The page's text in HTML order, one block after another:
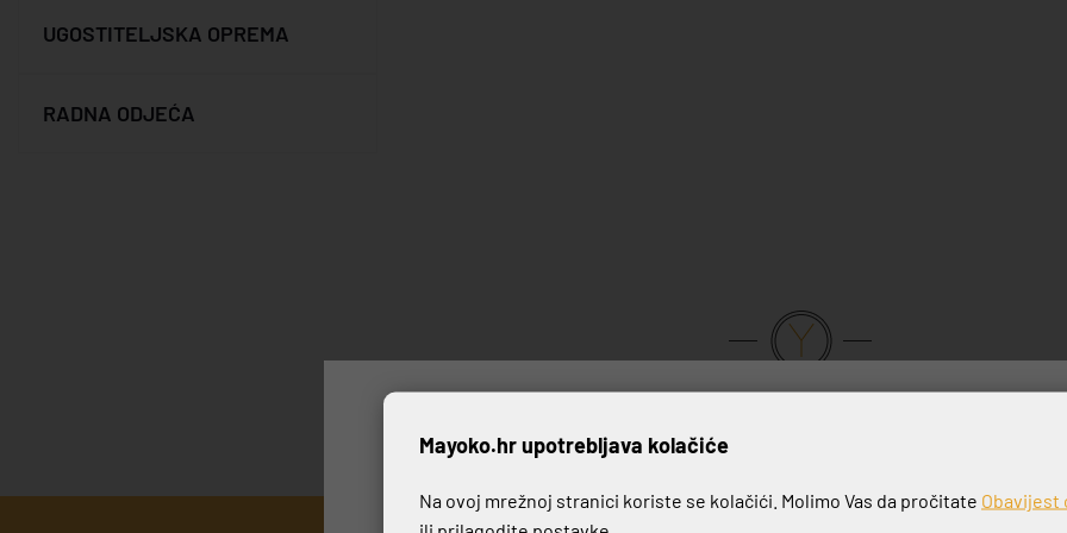
UGOSTITELJSKA OPREMA
RADNA ODJEĆA
Prijavite se na naš
Mayoko.hr upotrebljava kolačiće
Na ovoj mrežnoj stranici koriste se kolačići. Molimo Vas da pročitate Obavijest